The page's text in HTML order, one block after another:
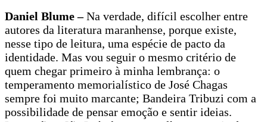
Daniel Blume –Na verdade, difícil escolher entre
autores da literatura maranhense, porque existe,
nesse tipo de leitura, uma espécie de pacto da
identidade. Mas vou seguir o mesmo critério de
quem chegar primeiro à minha lembrança: o
temperamento memorialístico de José Chagas
sempre foi muito marcante; Bandeira Tribuzi com a
possibilidade de pensar emoção e sentir ideias.